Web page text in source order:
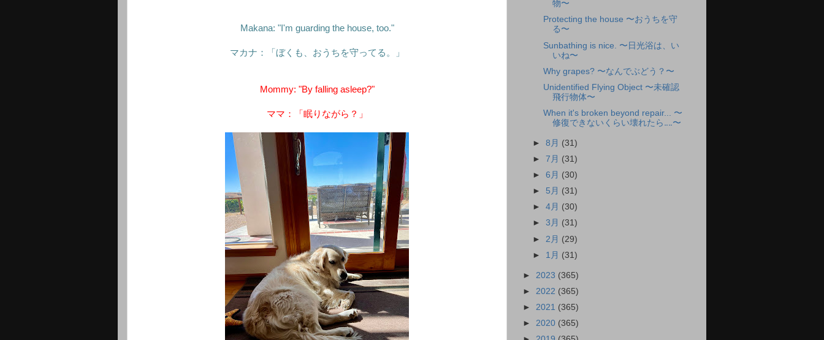
Makana: "I'm guarding the house, too."
マカナ：「ぼくも、おうちを守ってる。」
Mommy: "By falling asleep?"
ママ：「眠りながら？」
物〜
Protecting the house 〜おうちを守
る〜
Sunbathing is nice. 〜日光浴は、い
いね〜
Why grapes? 〜なんでぶどう？〜
Unidentified Flying Object 〜未確認
飛行物体〜
When it's broken beyond repair... 〜
修復できないくらい壊れたら‥‥〜
►8月 (31)
►7月 (31)
►6月 (30)
► 5月 (31)
►4月 (30)
►3月 (31)
► 2月 (29)
► 1月 (31)
► 2023 (365)
► 2022 (365)
► 2021 (365)
► 2020 (365)